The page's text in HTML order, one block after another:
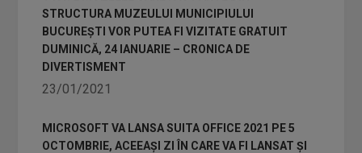
STRUCTURA MUZEULUI MUNICIPIULUI
BUCUREȘTI VOR PUTEA FI VIZITATE GRATUIT
DUMINICĂ, 24 IANUARIE – CRONICA DE
DIVERTISMENT
23/01/2021
MICROSOFT VA LANSA SUITA OFFICE 2021 PE 5
OCTOMBRIE, ACEEAȘI ZI ÎN CARE VA FI LANSAT ȘI